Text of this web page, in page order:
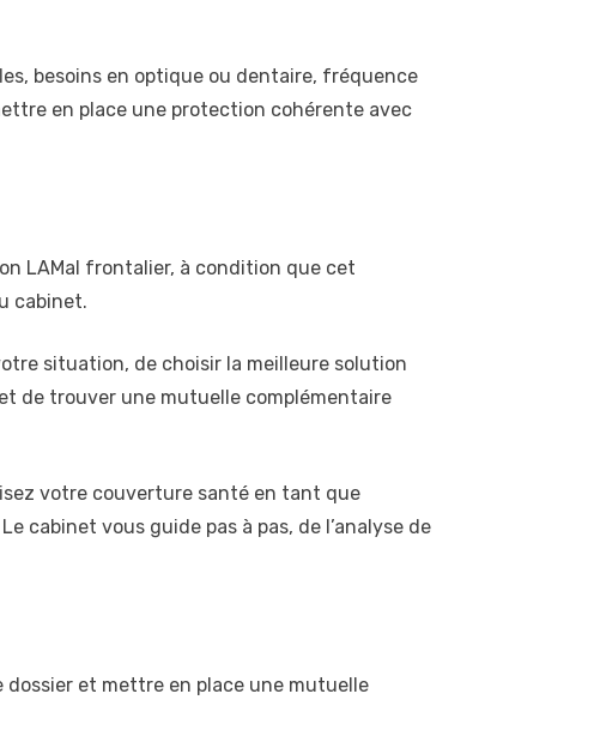
besoins en optique ou dentaire, fréquence
en place une protection cohérente avec
LAMal frontalier, à condition que cet
cabinet.
situation, de choisir la meilleure solution
de trouver une mutuelle complémentaire
votre couverture santé en tant que
cabinet vous guide pas à pas, de l’analyse de
dossier et mettre en place une mutuelle